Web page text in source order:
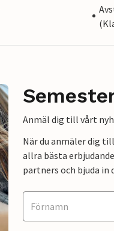
Anmäl dig till vårt
När du anmäler dig
allra bästa
partners och bjuda